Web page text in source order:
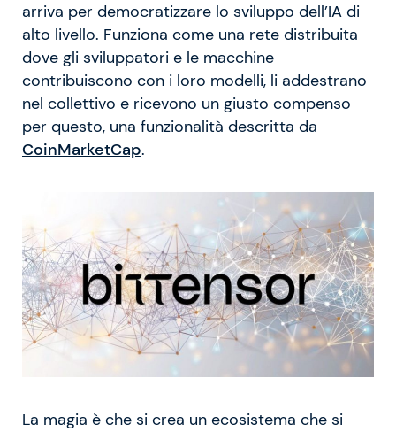
arriva per democratizzare lo sviluppo dell’IA di
alto livello. Funziona come una rete distribuita
dove gli sviluppatori e le macchine
contribuiscono con i loro modelli, li addestrano
nel collettivo e ricevono un giusto compenso
per questo, una funzionalità descritta da
CoinMarketCap.
La magia è che si crea un ecosistema che si